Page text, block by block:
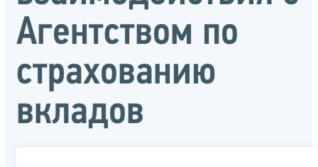
Агентством по
страхованию
вкладов